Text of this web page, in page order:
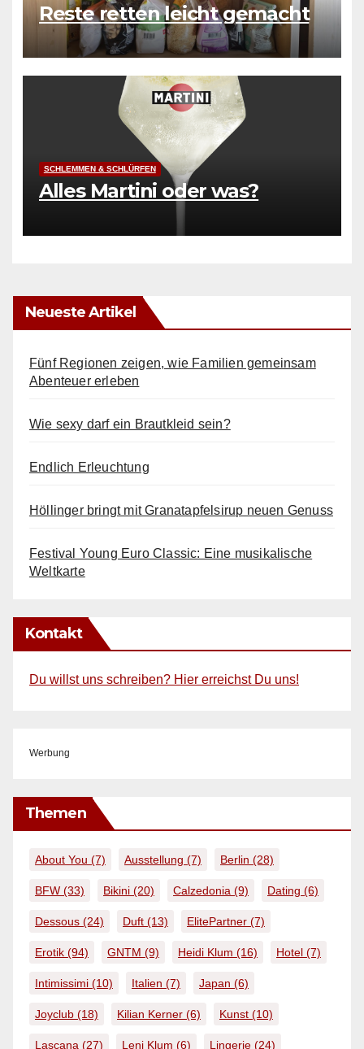
Reste retten leicht gemacht
SCHLEMMEN & SCHLÜRFEN
Alles Martini oder was?
Neueste Artikel
Fünf Regionen zeigen, wie Familien gemeinsam
Abenteuer erleben
Wie sexy darf ein Brautkleid sein?
Endlich Erleuchtung
Höllinger bringt mit Granatapfelsirup neuen Genuss
Festival Young Euro Classic: Eine musikalische
Weltkarte
Kontakt
Du willst uns schreiben? Hier erreichst Du uns!
Werbung
Themen
About You (7) Ausstellung (7) Berlin (28)
BFW (33) Bikini (20) Calzedonia (9) Dating (6)
Dessous (24) Duft (13) ElitePartner (7)
Erotik (94) GNTM (9) Heidi Klum (16) Hotel (7)
Intimissimi (10) Italien (7) Japan (6)
Joyclub (18) Kilian Kerner (6) Kunst (10)
Lascana (27) Leni Klum (6) Lingerie (24)